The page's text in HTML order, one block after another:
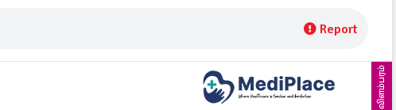
Report
விளம்பரம்